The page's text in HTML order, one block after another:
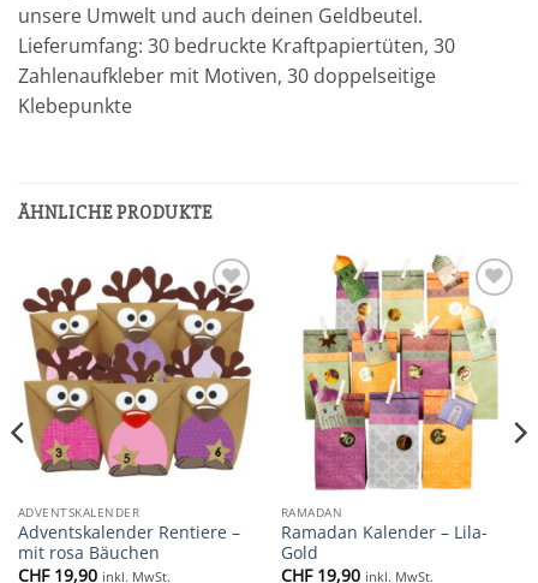
unsere Umwelt und auch deinen Geldbeutel.
Lieferumfang: 30 bedruckte Kraftpapiertüten, 30
Zahlenaufkleber mit Motiven, 30 doppelseitige
Klebepunkte
ÄHNLICHE PRODUKTE
Add to
wishlist
ADVENTSKALENDER
Adventskalender Rentiere –
mit rosa Bäuchen
CHF19,90 inkl. MwSt.
Add to
wishlist
RAMADAN
Ramadan Kalender – Lila-
Gold
CHF19,90 inkl. MwSt.